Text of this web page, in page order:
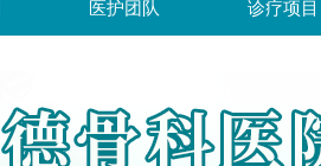
医护团队 诊疗项目